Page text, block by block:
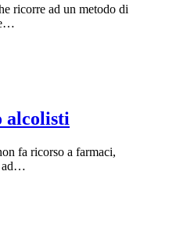
ricorre ad un metodo di
alcolisti
fa ricorso a farmaci,
ad…